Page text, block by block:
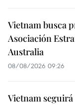
Vietnam busca
Asociación
Australia
08/08/2026 09:26
Vietnam